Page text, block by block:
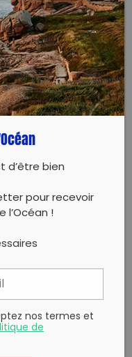
Partager sur Facebook
d’être bien
pour recevoir
!
nos termes et
de